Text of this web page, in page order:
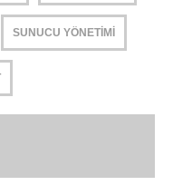
SUNUCU YÖNETIMI